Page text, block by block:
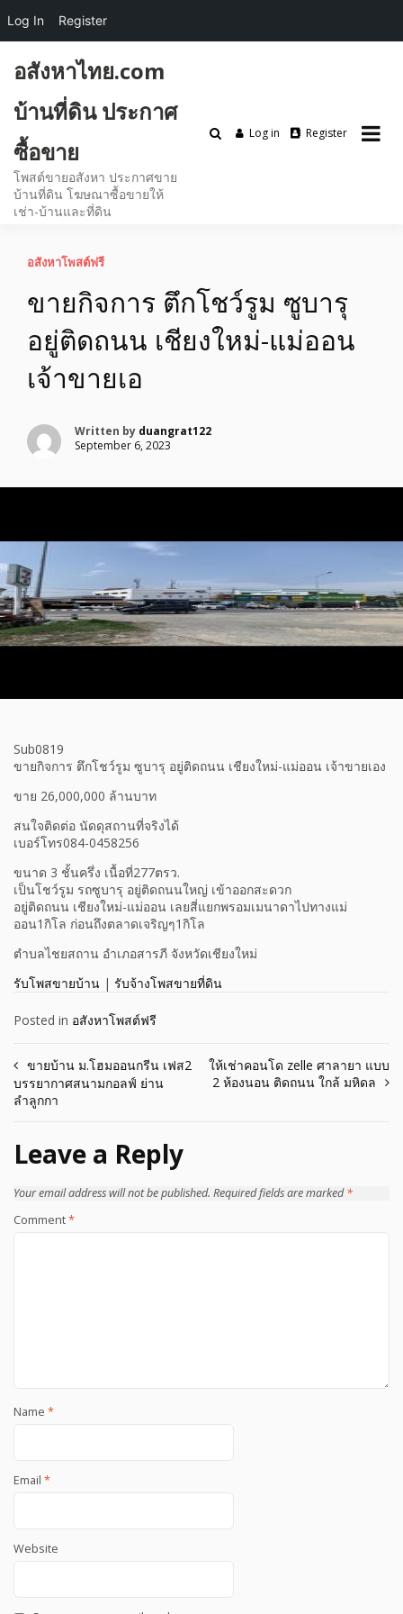
content
อสังหาไทย.com
บ้านที่ดิน ประกาศ
ซื้อขาย
โพสต์ขายอสังหา ประกาศขาย
บ้านที่ดิน โฆษณาซื้อขายให้
เช่า-บ้านและที่ดิน
Log in Register
อสังหาโพสต์ฟรี
ขายกิจการ ตึกโชว์รูม ซูบารุ
อยู่ติดถนน เชียงใหม่-แม่ออน
เจ้าขายเอ
Written by duangrat122
September 6, 2023
Sub0819
ขายกิจการ ตึกโชว์รูม ซูบารุ อยู่ติดถนน เชียงใหม่-แม่ออน เจ้าขายเอง
ขาย 26,000,000 ล้านบาท
สนใจติดต่อ นัดดุสถานที่จริงได้
เบอร์โทร084-0458256
ขนาด 3 ชั้นครึ่ง เนื้อที่277ตรว.
เป็นโชว์รูม รถซูบารุ อยู่ติดถนนใหญ่ เข้าออกสะดวก
อยู่ติดถนน เชียงใหม่-แม่ออน เลยสี่แยกพรอมเมนาดาไปทางแม่
ออน1กิโล ก่อนถึงตลาดเจริญๆ1กิโล
ตำบลไชยสถาน อำเภอสารภี จังหวัดเชียงใหม่
รับโพสขายบ้าน | รับจ้างโพสขายที่ดิน
Posted in อสังหาโพสต์ฟรี
Post
navigation
ขายบ้าน ม.โฮมออนกรีน เฟส2
บรรยากาศสนามกอลฟ์ ย่าน
ลำลูกกา
ให้เช่าคอนโด zelle ศาลายา แบบ
2 ห้องนอน ติดถนน ใกล้ มหิดล
Leave a Reply
Your email address will not be published. Required fields are marked*
Comment*
Name *
Email *
Website
Log In Register